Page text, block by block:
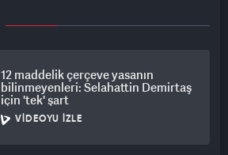
12 maddelik çerçeve yasanın
bilinmeyenleri: Selahattin Demirtaş
için 'tek' şart
VIDEOYU İZLE